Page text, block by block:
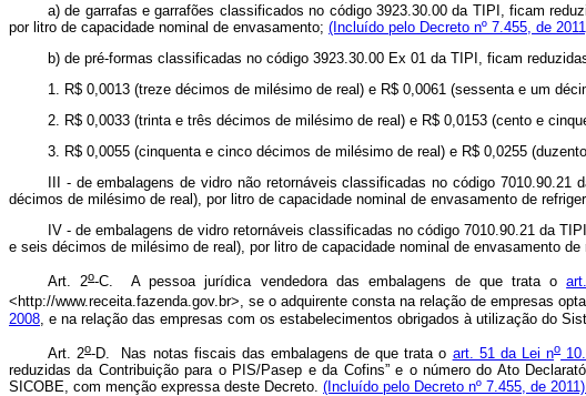
a) de garrafas e garrafões classificados no código 3923.30.00 da TIPI, ficam
por litro de capacidade nominal de envasamento; (Incluído pelo Decreto nº 7.455, de
b) de pré-formas classificadas no código 3923.30.00 Ex 01 da TIPI, ficam
1. R$ 0,0013 (treze décimos de milésimo de real) e R$ 0,0061 (sessenta e um
2. R$ 0,0033 (trinta e três décimos de milésimo de real) e R$ 0,0153 (cento e
3. R$ 0,0055 (cinquenta e cinco décimos de milésimo de real) e R$ 0,0255
III - de embalagens de vidro não retornáveis classificadas no código
décimos de milésimo de real), por litro de capacidade nominal de envasamento de
IV - de embalagens de vidro retornáveis classificadas no código 7010.90.21 da
e seis décimos de milésimo de real), por litro de capacidade nominal de envasamento de
Art. 2o-C.A pessoa jurídica vendedora das embalagens de que trata o
<http://www.receita.fazenda.gov.br>, se o adquirente consta na relação de empresas
2008 , e na relação das empresas com os estabelecimentos obrigados à utilização do
Art. 2o-D. Nas notas fiscais das embalagens de que trata o art. 51 da Lei no
reduzidas da Contribuição para o PIS/Pasep e da Cofins” e o número do Ato
SICOBE, com menção expressa deste Decreto. (Incluído pelo Decreto nº 7.455, de 2011).